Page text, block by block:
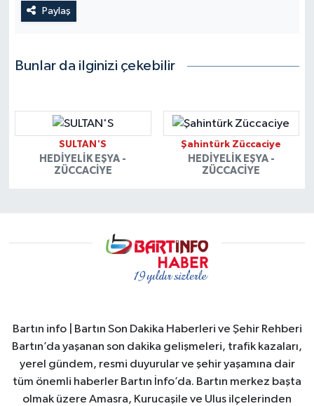
Paylaş
Bunlar da ilginizi çekebilir
SULTAN'S
HEDIYELIK EŞYA -
ZÜCCACIYE
Şahintürk Züccaciye
HEDIYELIK EŞYA -
ZÜCCACIYE
Bartın info | Bartın Son Dakika Haberleri ve Şehir Rehberi
Bartın’da yaşanan son dakika gelişmeleri, trafik kazaları,
yerel gündem, resmi duyurular ve şehir yaşamına dair
tüm önemli haberler Bartın İnfo’da. Bartın merkez başta
olmak üzere Amasra, Kurucaşile ve Ulus ilçelerinden